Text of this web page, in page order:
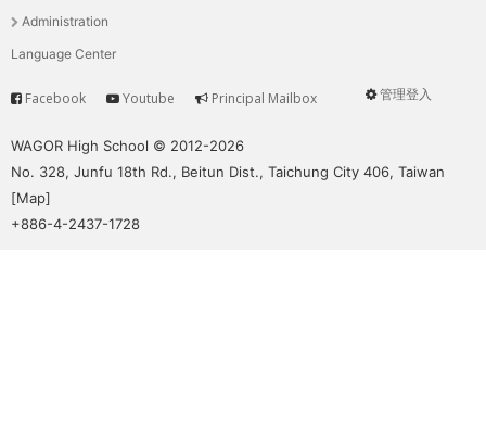
單Administration
Language Center
User
管理登入
Service
Facebook Youtube Principal Mailbox
WAGOR High School © 2012-2026
No. 328, Junfu 18th Rd., Beitun Dist., Taichung City 406, Taiwan
[Map]
+886-4-2437-1728